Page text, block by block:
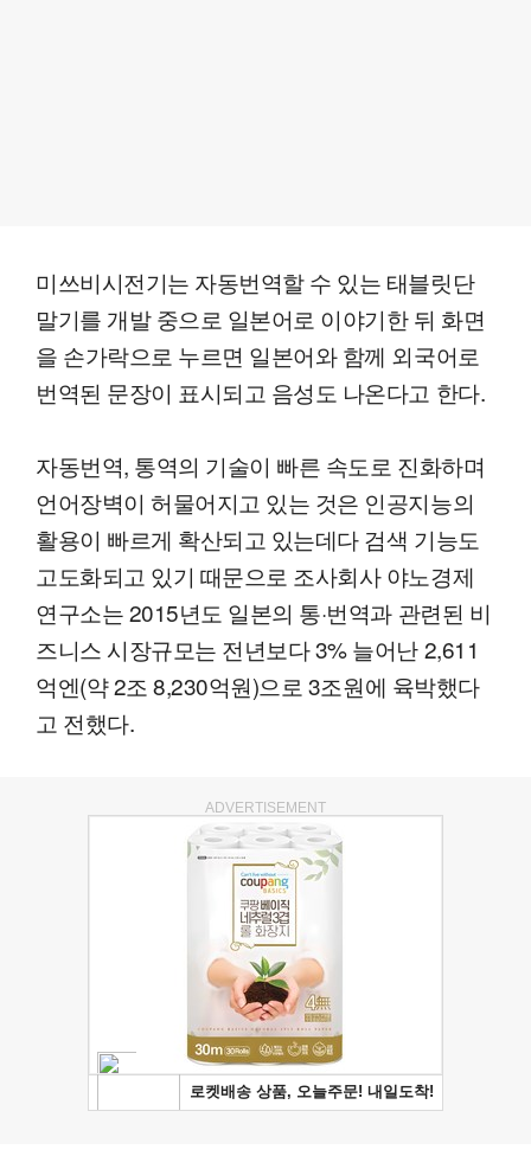
미쓰비시전기는 자동번역할 수 있는 태블릿단
말기를 개발 중으로 일본어로 이야기한 뒤 화면
을 손가락으로 누르면 일본어와 함께 외국어로
번역된 문장이 표시되고 음성도 나온다고 한다.
자동번역, 통역의 기술이 빠른 속도로 진화하며
언어장벽이 허물어지고 있는 것은 인공지능의
활용이 빠르게 확산되고 있는데다 검색 기능도
고도화되고 있기 때문으로 조사회사 야노경제
연구소는 2015년도 일본의 통·번역과 관련된 비
즈니스 시장규모는 전년보다 3% 늘어난 2,611
억엔(약 2조 8,230억원)으로 3조원에 육박했다
고 전했다.
ADVERTISEMENT